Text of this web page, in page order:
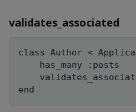
validates_associated
class Author <
    has_many :posts